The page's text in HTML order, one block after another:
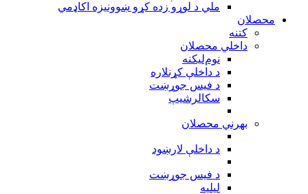
ملي د لوړو زده کړو ښوونیزه اکاډمي
محصلان
کتنه
داخلي محصلان
نوم‌ليکنه
د داخلې کړنلاره
د فیس جوړښت
سکالرشیپ
بهرني محصلان
د داخلې لارښود
د فیس جوړښت
ليليه